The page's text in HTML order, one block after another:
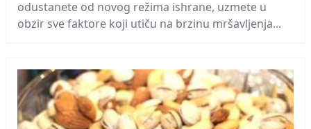
odustanete od novog režima ishrane, uzmete u
obzir sve faktore koji utiču na brzinu mršavljenja...